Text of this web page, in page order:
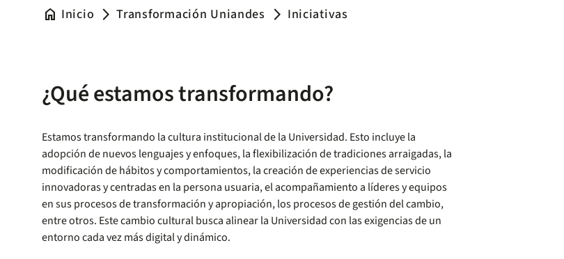
home Inicio arrow_forward_ios Transformación Uniandes arrow_forward_ios Iniciativas
¿Qué estamos transformando?
Estamos transformando la cultura institucional de la Universidad. Esto incluye la
adopción de nuevos lenguajes y enfoques, la flexibilización de tradiciones arraigadas, la
modificación de hábitos y comportamientos, la creación de experiencias de servicio
innovadoras y centradas en la persona usuaria, el acompañamiento a líderes y equipos
en sus procesos de transformación y apropiación, los procesos de gestión del cambio,
entre otros. Este cambio cultural busca alinear la Universidad con las exigencias de un
entorno cada vez más digital y dinámico.